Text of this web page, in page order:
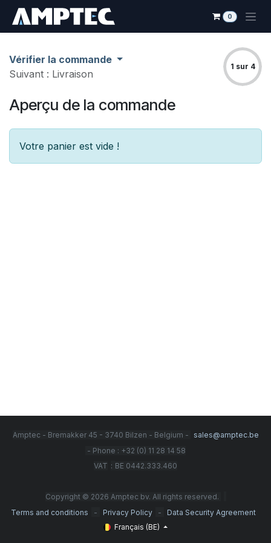
0
Vérifier la commande
Suivant : Livraison
1 sur 4
Aperçu de la commande
Votre panier est vide !
Amptec - Bremakker 45 - 3740 Bilzen - Belgium -
sales@amptec.be
- Phone : +32 (0) 11 28 14 58
VAT : BE 0442.333.460
Copyright © 2026 Amptec bv. All rights reserved.
Terms and conditions
- Privacy Policy -
Data Security Agreement
Français (BE)